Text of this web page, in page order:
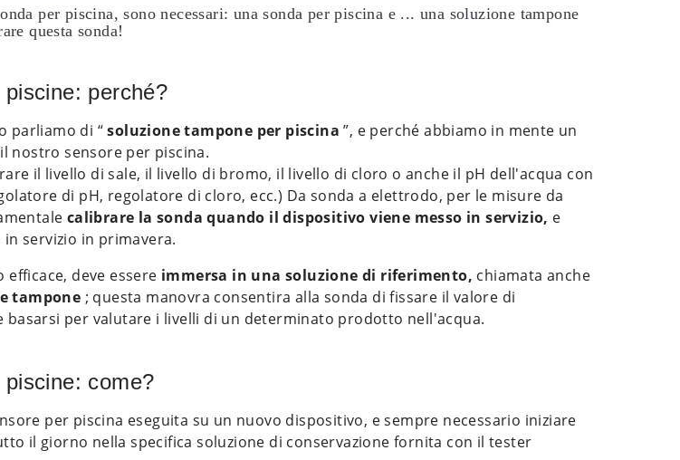
per piscina, sono necessari: una sonda per piscina e ... una soluzione tampone
questa sonda!
perché?
parliamo di “soluzione tampone per piscina ”, e perché abbiamo in mente un
nostro sensore per piscina.
il livello di sale, il livello di bromo, il livello di cloro o anche il pH dell'acqua con
di pH, regolatore di cloro, ecc.) Da sonda a elettrodo, per le misure da
calibrare la sonda quando il dispositivo viene messo in servizio, e
servizio in primavera.
deve essere immersa in una soluzione di riferimento, chiamata anche
tampone ; questa manovra consentira alla sonda di fissare il valore di
per valutare i livelli di un determinato prodotto nell'acqua.
come?
per piscina eseguita su un nuovo dispositivo, e sempre necessario iniziare
il giorno nella specifica soluzione di conservazione fornita con il tester